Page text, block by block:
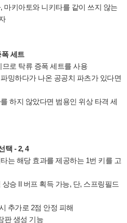
마키아토와 니키타를 같이 쓰지 않는
세트
므로 탁류 증폭 세트를 사용
밍하다가 나온 공공치 파츠가 있다면
하지 않았다면 범용인 위상 타격 세
택 - 2, 4
는 해당 효과를 제공하는 1번 키를 고
승 II 버프 획득 가능, 단, 스프링필드
추가로 2점 안정 피해
판 생성 기능